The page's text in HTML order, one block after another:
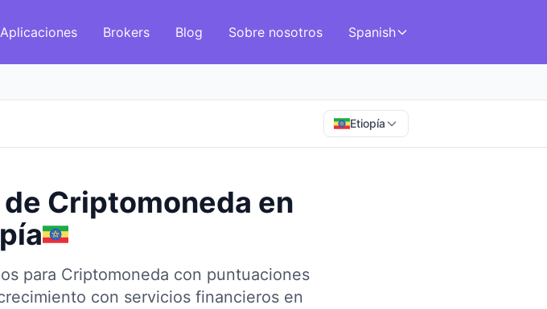
Aplicaciones Brokers Blog Sobre nosotros Spanish
Etiopía
Criptomoneda en
para Criptomoneda con puntuaciones
con servicios financieros en